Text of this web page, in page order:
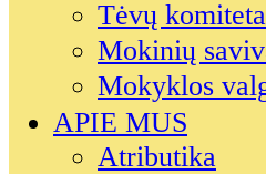
Tėvų
Mokinių
Mokyklos
APIE MUS
Atributika